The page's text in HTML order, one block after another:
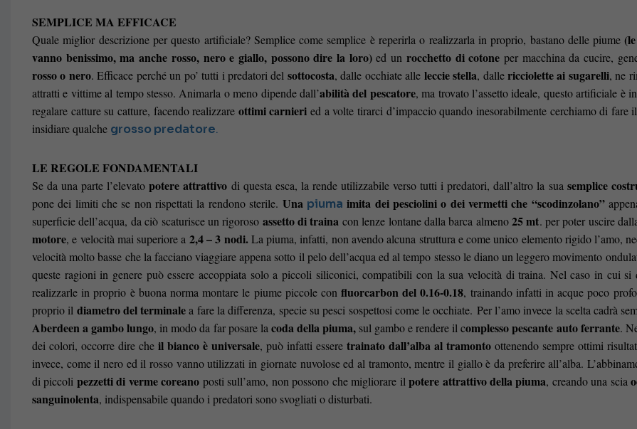
SEMPLICE MA EFFICACE
Quale miglior descrizione per questo artificiale? Semplice come semplice è reperirla o realizzarla in proprio, bastano delle piume
vanno benissimo, ma anche rosso, nero e giallo, possono dire la loro)ed un rocchetto di cotone per macchina da cucire,
rosso o nero. Efficace perché un po’ tutti i predatori del sottocosta, dalle occhiate alle leccie stella, dallericciolette ai sugarelli, ne
attratti e vittime al tempo stesso. Animarla o meno dipende dall’abilità del pescatore, ma trovato l’assetto ideale, questo artificiale è
regalare catture su catture, facendo realizzare ottimi carnieri ed a volte tirarci d’impaccio quando inesorabilmente cerchiamo di fare
insidiare qualche grosso predatore.
LE REGOLE FONDAMENTALI
Se da una parte l’elevatopotere attrattivo di questa esca, la rende utilizzabile verso tutti i predatori, dall’altro la sua semplice
pone dei limiti che se non rispettati la rendono sterile. Una piuma imita dei pesciolini o dei vermetti che “scodinzolano”
superficie dell’acqua, da ciò scaturisce un rigoroso assetto di traina con lenze lontane dalla barca almeno25 mt. per poter uscire
motore, e velocità mai superiore a 2,4 – 3 nodi.La piuma, infatti, non avendo alcuna struttura e come unico elemento rigido l’amo,
velocità molto basse che la facciano viaggiare appena sotto il pelo dell’acqua ed al tempo stesso le diano un leggero movimento
queste ragioni in genere può essere accoppiata solo a piccoli siliconici, compatibili con la sua velocità di traina. Nel caso in cui si
realizzarle in proprio è buona norma montare le piume piccole confluorcarbon del 0.16-0.18, trainando infatti in acque poco
proprio il diametro del terminalea fare la differenza, specie su pesci sospettosi come le occhiate. Per l’amo invece la scelta cadrà
Aberdeen a gambo lungo, in modo da far posare lacoda della piuma,sul gambo e rendere il complesso pescante auto ferrante.
dei colori, occorre dire che il bianco è universale, può infatti essere trainato dall’alba al tramontoottenendo sempre ottimi
invece, come il nero ed il rosso vanno utilizzati in giornate nuvolose ed al tramonto, mentre il giallo è da preferire all’alba.
di piccoli pezzetti di verme coreano posti sull’amo, non possono che migliorare ilpotere attrattivo della piuma, creando una scia
sanguinolenta, indispensabile quando i predatori sono svogliati o disturbati.